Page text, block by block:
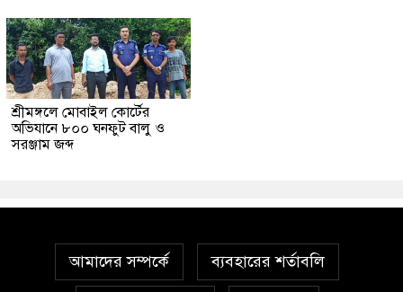
শ্রীমঙ্গলে মোবাইল কোর্টের
অভিযানে ৮০০ ঘনফুট বালু ও
সরঞ্জাম জব্দ
আমাদের সম্পর্কে ব্যবহারের শর্তাবলি